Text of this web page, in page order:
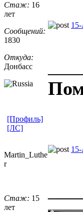
Стаж: 16
лет
Сообщений:
1830
Откуда:
Донбасс
[Профиль]
[ЛС]
Martin_Luthe
r
Стаж: 15
лет